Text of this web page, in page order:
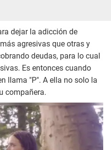
dejar la adicción de
agresivas que otras y
deudas, para lo cual
Es entonces cuando
llama "P". A ella no solo la
compañera.